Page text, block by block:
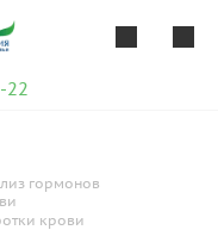
22
гормонов
крови